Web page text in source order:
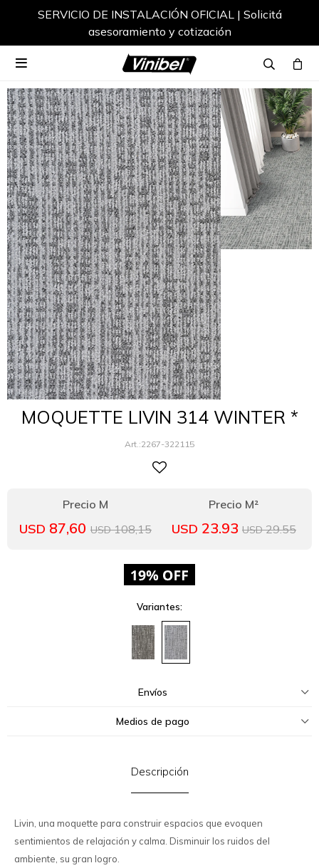
SERVICIO DE INSTALACIÓN OFICIAL | Solicitá
asesoramiento y cotización

MOQUETTE LIVIN 314 WINTER *
2267-322115
USD 87,60 USD 108,15 USD 23.93 USD 29.55
Variantes:
Envíos
Medios de pago
Descripción
Livin, una moquette para construir espacios que evoquen
sentimientos de relajación y calma. Disminuir los ruidos del
ambiente, su gran logro.